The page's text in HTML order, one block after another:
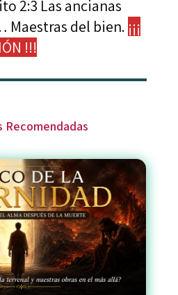
2:3 Las ancianas
Maestras del bien. ¡¡¡
!!!
Recomendadas